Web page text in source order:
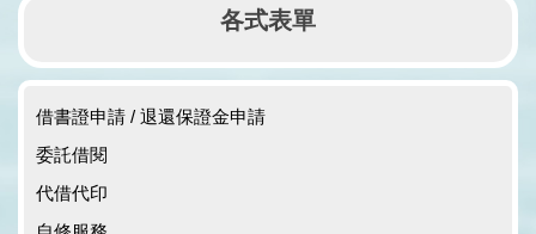
各式表單
借書證申請 / 退還保證金申請
委託借閱
代借代印